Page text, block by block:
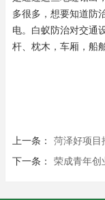
多很多，想要知道防
电。白蚁防治对交通
杆、枕木，车厢，船
上一条：
菏泽好项目
下一条：
荣成青年创